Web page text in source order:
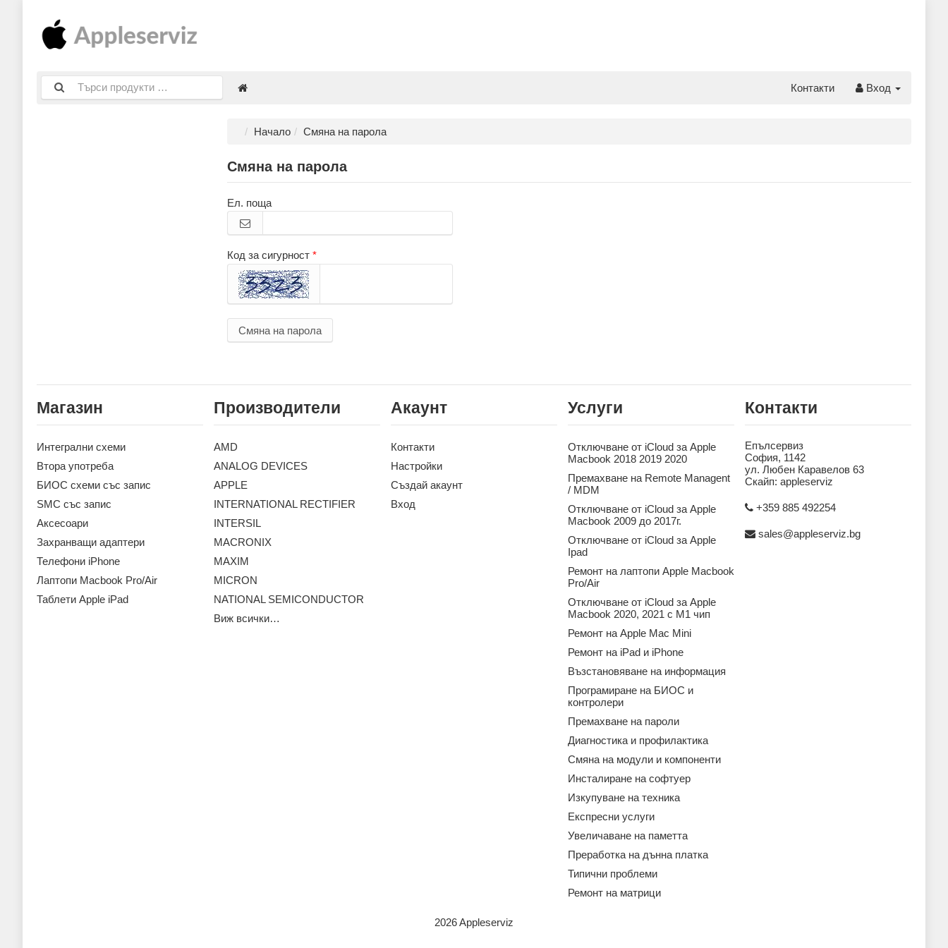
Контакти Вход
Начало Смяна на парола
Смяна на парола
Ел. поща
Код за сигурност
Смяна на парола
Магазин
Интегрални схеми
Втора употреба
БИОС схеми със запис
SMC със запис
Аксесoари
Захранващи адаптери
Телефони iPhone
Лаптопи Macbook Pro/Air
Таблети Apple iPad
Производители
AMD
ANALOG DEVICES
APPLE
INTERNATIONAL RECTIFIER
INTERSIL
MACRONIX
MAXIM
MICRON
NATIONAL SEMICONDUCTOR
Виж всички…
Акаунт
Контакти
Настройки
Създай акаунт
Вход
Услуги
Отключване от iCloud за Apple
Macbook 2018 2019 2020
Премахване на Remote Managent
/ MDM
Отключване от iCloud за Apple
Macbook 2009 до 2017г.
Отключване от iCloud за Apple
Ipad
Ремонт на лаптопи Apple Macbook
Pro/Air
Отключване от iCloud за Apple
Macbook 2020, 2021 с M1 чип
Ремонт на Apple Mac Mini
Ремонт на iPad и iPhone
Възстановяване на информация
Програмиране на БИОС и
контролери
Премахване на пароли
Диагностика и профилактика
Смяна на модули и компоненти
Инсталиране на софтуер
Изкупуване на техника
Експресни услуги
Увеличаване на паметта
Преработка на дънна платка
Типични проблеми
Ремонт на матрици
Контакти
Епълсервиз
София, 1142
ул. Любен Каравелов 63
Скайп: appleserviz
+359 885 492254
sales@appleserviz.bg
2026 Appleserviz